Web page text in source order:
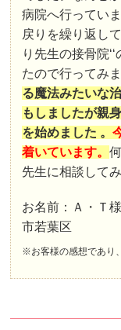
病院へ行ってい
戻りを繰り返し
り先生の接骨院
たので行ってみ
る魔法みたいな
もしましたが親
を始めました 。
着いています。
先生に相談して
お名前：Ａ・
市若葉区
※お客様の感想であり